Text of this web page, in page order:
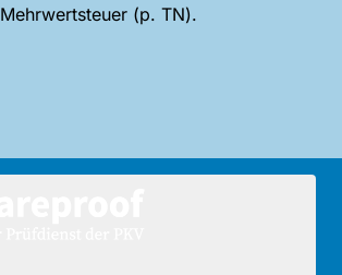
Mehrwertsteuer (p. TN).